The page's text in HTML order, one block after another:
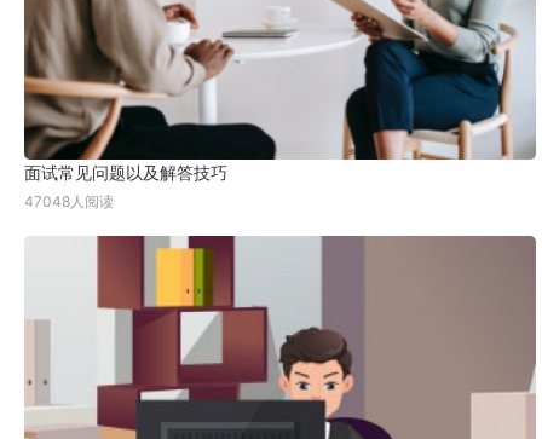
面试常见问题以及解答技巧
47048人阅读